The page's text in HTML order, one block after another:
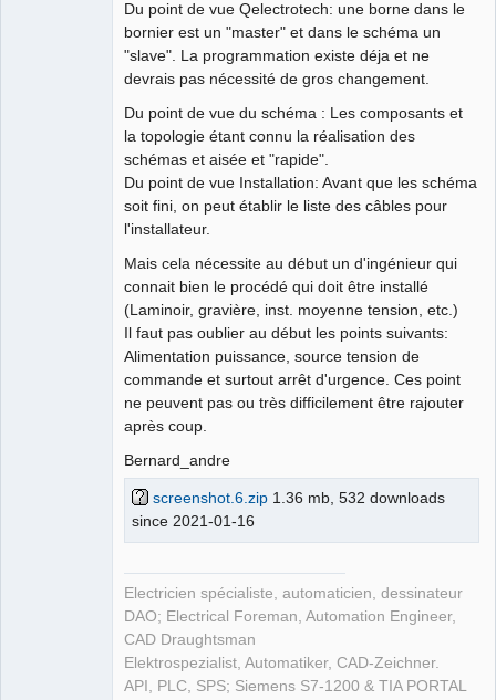
Du point de vue Qelectrotech: une borne dans le
bornier est un "master" et dans le schéma un
"slave". La programmation existe déja et ne
devrais pas nécessité de gros changement.
Du point de vue du schéma : Les composants et
la topologie étant connu la réalisation des
schémas et aisée et "rapide".
Du point de vue Installation: Avant que les schéma
soit fini, on peut établir le liste des câbles pour
l'installateur.
Mais cela nécessite au début un d'ingénieur qui
connait bien le procédé qui doit être installé
(Laminoir, gravière, inst. moyenne tension, etc.)
Il faut pas oublier au début les points suivants:
Alimentation puissance, source tension de
commande et surtout arrêt d'urgence. Ces point
ne peuvent pas ou très difficilement être rajouter
après coup.
Bernard_andre
screenshot.6.zip 1.36 mb, 532 downloads
since 2021-01-16
Electricien spécialiste, automaticien, dessinateur
DAO; Electrical Foreman, Automation Engineer,
CAD Draughtsman
Elektrospezialist, Automatiker, CAD-Zeichner.
API, PLC, SPS; Siemens S7-1200 & TIA PORTAL